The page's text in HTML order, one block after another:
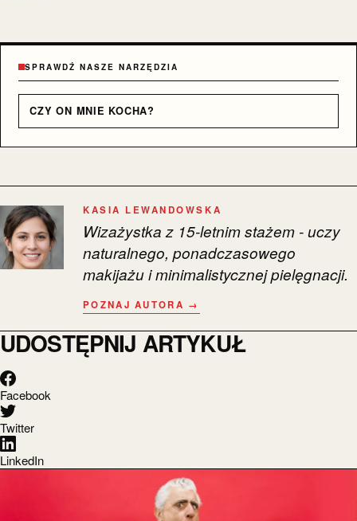
SPRAWDŹ NASZE NARZĘDZIA
CZY ON MNIE KOCHA?
KASIA LEWANDOWSKA
Wizażystka z 15-letnim stażem - uczy
naturalnego, ponadczasowego
makijażu i minimalistycznej pielęgnacji.
POZNAJ AUTORA →
UDOSTĘPNIJ ARTYKUŁ
Facebook
Twitter
LinkedIn